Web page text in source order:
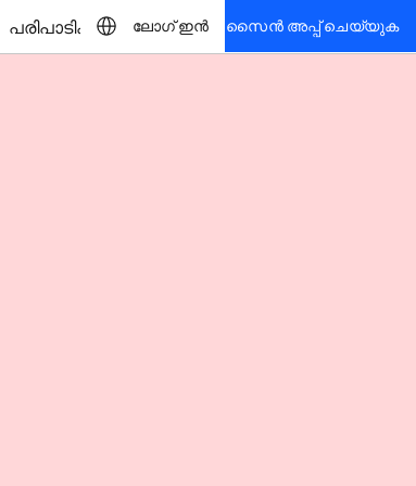
പരിപാടികൾ ലോഗ് ഇൻ സൈൻ അപ്പ് ചെയ്യുക